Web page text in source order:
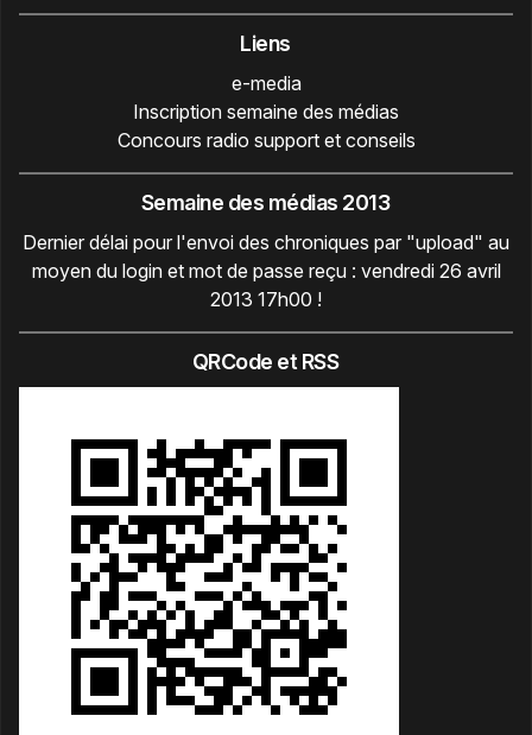
Liens
e-media
Inscription semaine des médias
Concours radio support et conseils
Semaine des médias 2013
Dernier délai pour l'envoi des chroniques par "upload" au
moyen du login et mot de passe reçu : vendredi 26 avril
2013 17h00 !
QRCode et RSS